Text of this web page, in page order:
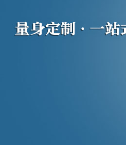
网站建设 微信营销